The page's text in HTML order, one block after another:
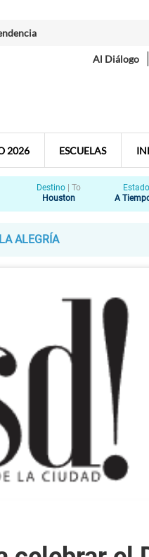
Al Diálogo
2026 ESCUELAS
Destino
To
Houston
Estado
A
ALEGRÍA